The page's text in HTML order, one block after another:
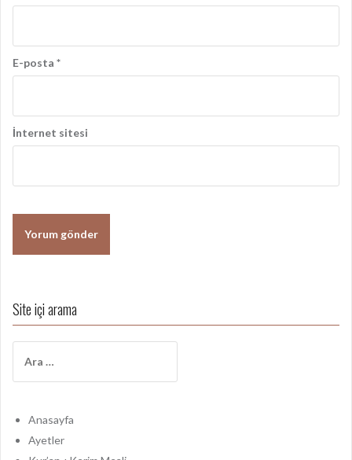
E-posta *
İnternet sitesi
Site içi arama
a
a
Anasayfa
Ayetler